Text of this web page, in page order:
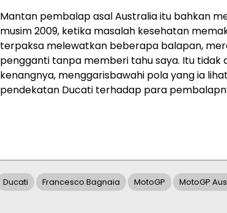
Mantan pembalap asal Australia itu bahkan
musim 2009, ketika masalah kesehatan
terpaksa melewatkan beberapa balapan,
pengganti tanpa memberi tahu saya. Itu tidak
kenangnya, menggarisbawahi pola yang ia
pendekatan Ducati terhadap para
Ducati Francesco Bagnaia MotoGP MotoGP